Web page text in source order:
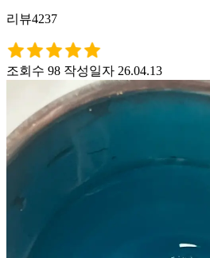
리뷰4237
조회수 98 작성일자 26.04.13